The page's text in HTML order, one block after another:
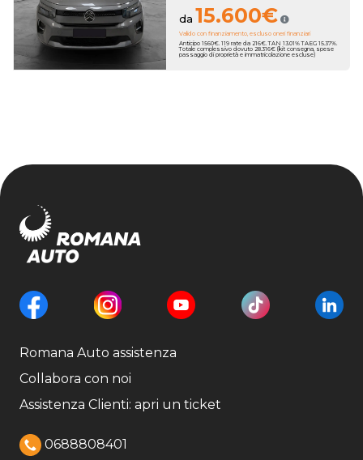
da 15.600€
Valido con finanziamento, escluso oneri finanziari
Anticipo 1560€. 119 rate da 216€. TAN 13.01% TAEG 15.37%.
Totale complessivo dovuto 28.316€ (kit consegna, spese
passaggio di proprietà e immatricolazione escluse)
Romana Auto assistenza
Collabora con noi
Assistenza Clienti: apri un ticket
0688808401